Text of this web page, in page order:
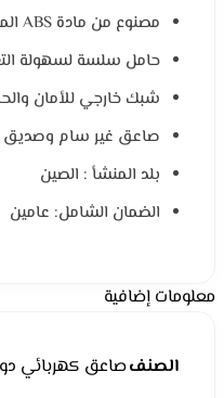
مصنوع من مادة ABS المقاومة للحريق
حامل سلسة لسهولة
شبك خارجي للأمان
صاعق غير سام وصديق
بلد المنشأ : الصين
الضمان الشامل: عامين
معلومات إضافية
الصنفصاعق كهربائي دوتس